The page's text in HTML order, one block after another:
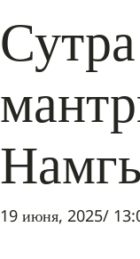
19 июня, 2025/